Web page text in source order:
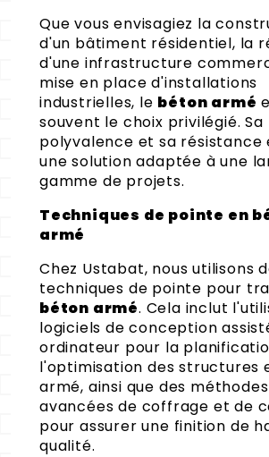
Que vous envisagiez la
d'un bâtiment résidentiel, la
d'une infrastructure
mise en place d'installations
industrielles, le béton armé
souvent le choix privilégié. Sa
polyvalence et sa résistance
une solution adaptée à une
gamme de projets.
Techniques de pointe en
armé
Chez Ustabat, nous utilisons
techniques de pointe pour
béton armé. Cela inclut
logiciels de conception
ordinateur pour la
l'optimisation des structures
armé, ainsi que des méthodes
avancées de coffrage et de
pour assurer une finition de
qualité.